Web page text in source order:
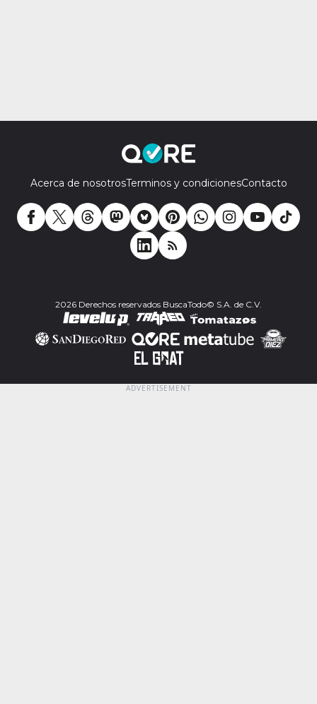
Acerca de nosotrosTerminos y condicionesContacto
2026 Derechos reservados BuscaTodo© S.A. de C.V.